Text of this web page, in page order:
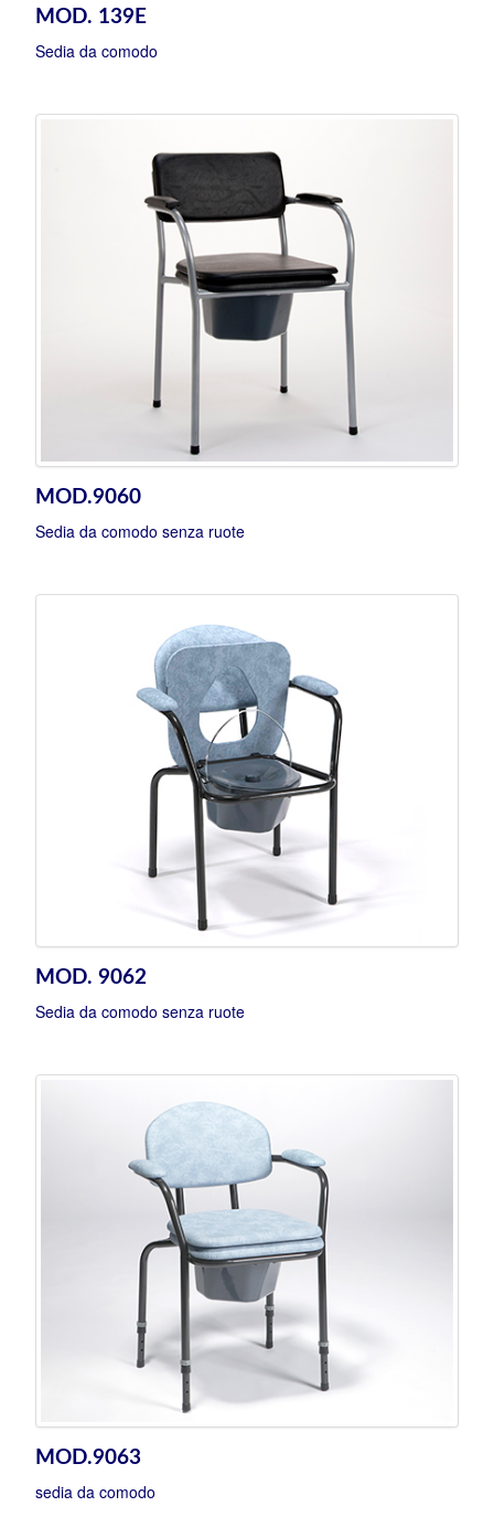
MOD. 139E
Sedia da comodo
MOD.9060
Sedia da comodo senza ruote
MOD. 9062
Sedia da comodo senza ruote
MOD.9063
sedia da comodo